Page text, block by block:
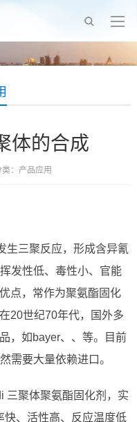
体的合成
： 产品应用
生三聚反应，形成含异氰
发性低、毒性小、官能
点，常作为聚氨酯固化
20世纪70年代，国外多
，如bayer、、等。目前
需要大量依赖进口。
三聚体聚氨酯固化剂，实
快、活性高、反应温度低